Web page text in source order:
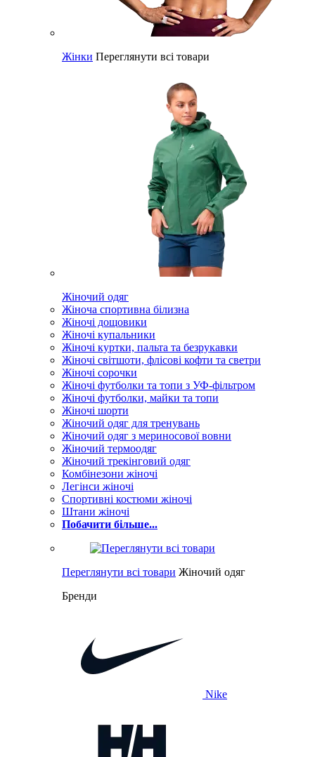
Жінки Переглянути всі товари
Жіночий одяг
Жіноча спортивна білизна
Жіночі дощовики
Жіночі купальники
Жіночі куртки, пальта та безрукавки
Жіночі світшоти, флісові кофти та светри
Жіночі сорочки
Жіночі футболки та топи з УФ-фільтром
Жіночі футболки, майки та топи
Жіночі шорти
Жіночий одяг для тренувань
Жіночий одяг з мериносової вовни
Жіночий термоодяг
Жіночий трекінговий одяг
Комбінезони жіночі
Легінси жіночі
Спортивні костюми жіночі
Штани жіночі
Побачити більше...
Переглянути всі товари Жіночий одяг
Бренди
Nike